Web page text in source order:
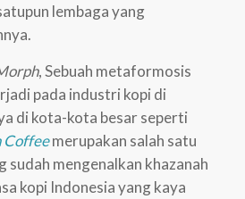
lembaga yang
, Sebuah metaformosis
pada industri kopi di
di kota-kota besar seperti
Coffee merupakan salah satu
sudah mengenalkan khazanah
kopi Indonesia yang kaya